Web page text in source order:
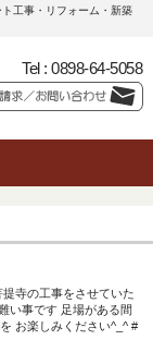
工事・リフォーム・新築
Tel : 0898-64-5058
寺の工事をさせていた
い事です 足場がある間
お楽しみください^_^ #